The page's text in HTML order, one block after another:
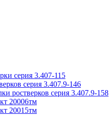
серия 3.407-115
серия 3.407.9-146
ростверков серия 3.407.9-158
20006тм
20015тм